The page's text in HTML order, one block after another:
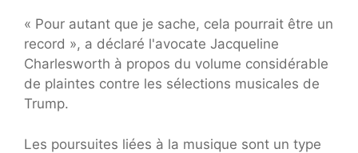
« Pour autant que je sache, cela pourrait être un
record », a déclaré l'avocate Jacqueline
Charlesworth à propos du volume considérable
de plaintes contre les sélections musicales de
Trump.
Les poursuites liées à la musique sont un type